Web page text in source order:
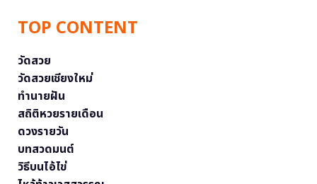
TOP CONTENT
วัดสวย
วัดสวยเชียงใหม่
ทำนายฝัน
สถิติหวยรายเดือน
ดวงรายวัน
บทสวดมนต์
วิธีบนไอ้ไข่